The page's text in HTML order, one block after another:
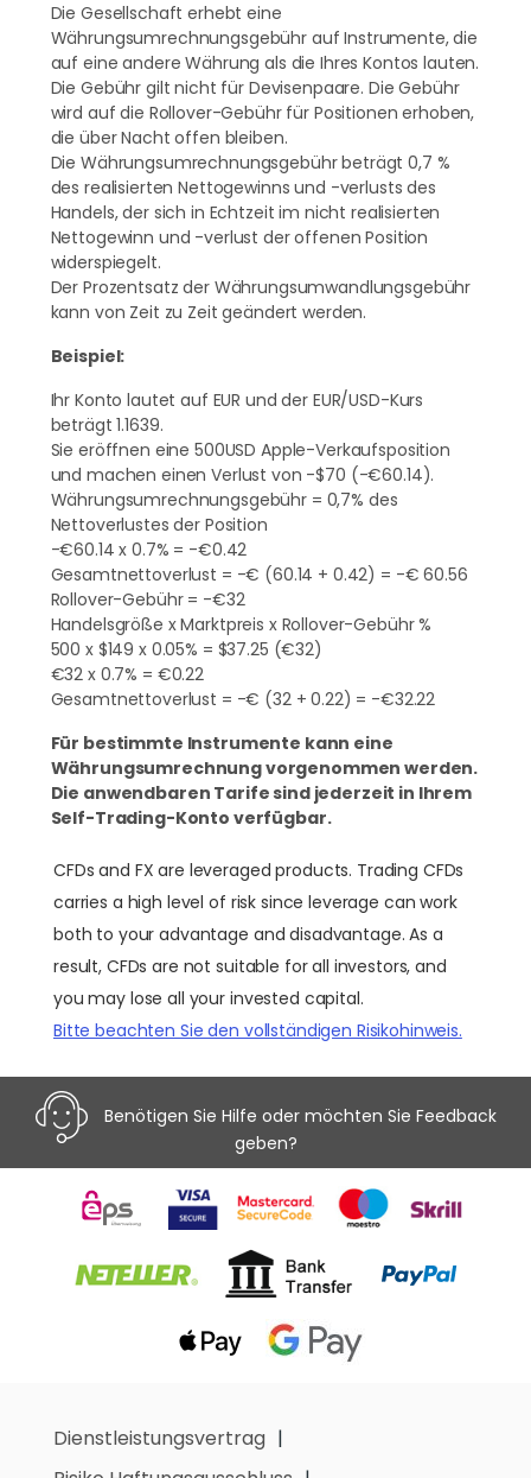
Die Gesellschaft erhebt eine
Währungsumrechnungsgebühr auf Instrumente, die
auf eine andere Währung als die Ihres Kontos lauten.
Die Gebühr gilt nicht für Devisenpaare. Die Gebühr
wird auf die Rollover-Gebühr für Positionen erhoben,
die über Nacht offen bleiben.
Die Währungsumrechnungsgebühr beträgt 0,7 %
des realisierten Nettogewinns und -verlusts des
Handels, der sich in Echtzeit im nicht realisierten
Nettogewinn und -verlust der offenen Position
widerspiegelt.
Der Prozentsatz der Währungsumwandlungsgebühr
kann von Zeit zu Zeit geändert werden.
Beispiel:
Ihr Konto lautet auf EUR und der EUR/USD-Kurs
beträgt 1.1639.
Sie eröffnen eine 500USD Apple-Verkaufsposition
und machen einen Verlust von -$70 (-€60.14).
Währungsumrechnungsgebühr = 0,7% des
Nettoverlustes der Position
-€60.14 x 0.7% = -€0.42
Gesamtnettoverlust = -€ (60.14 + 0.42) = -€ 60.56
Rollover-Gebühr = -€32
Handelsgröße x Marktpreis x Rollover-Gebühr %
500 x $149 x 0.05% = $37.25 (€32)
€32 x 0.7% = €0.22
Gesamtnettoverlust = -€ (32 + 0.22) = -€32.22
Für bestimmte Instrumente kann eine
Währungsumrechnung vorgenommen werden.
Die anwendbaren Tarife sind jederzeit in Ihrem
Self-Trading-Konto verfügbar.
CFDs and FX are leveraged products. Trading CFDs
carries a high level of risk since leverage can work
both to your advantage and disadvantage. As a
result, CFDs are not suitable for all investors, and
you may lose all your invested capital.
Bitte beachten Sie den vollständigen Risikohinweis.
Benötigen Sie Hilfe oder möchten Sie Feedback
geben?
Dienstleistungsvertrag